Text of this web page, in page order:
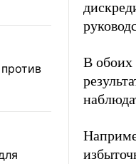
В обоих